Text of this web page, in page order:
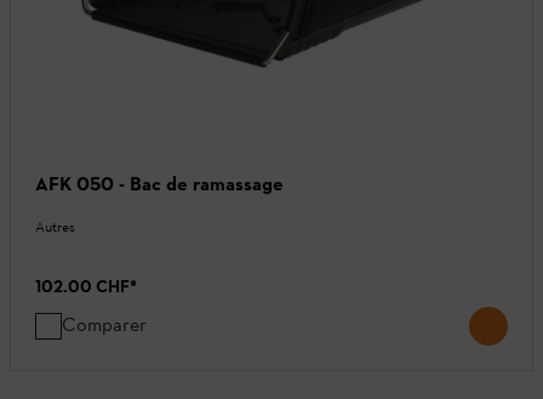
AFK 050 - Bac de ramassage
Autres
102.00 CHF*
Comparer